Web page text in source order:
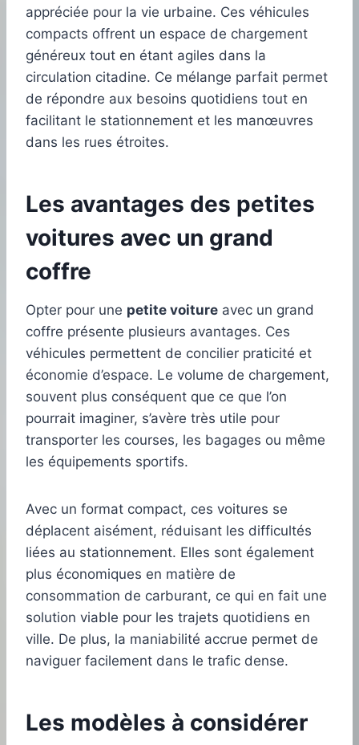
appréciée pour la vie urbaine. Ces véhicules
compacts offrent un espace de chargement
généreux tout en étant agiles dans la
circulation citadine. Ce mélange parfait permet
de répondre aux besoins quotidiens tout en
facilitant le stationnement et les manœuvres
dans les rues étroites.
Les avantages des petites
voitures avec un grand
coffre
Opter pour une petite voiture avec un grand
coffre présente plusieurs avantages. Ces
véhicules permettent de concilier praticité et
économie d’espace. Le volume de chargement,
souvent plus conséquent que ce que l’on
pourrait imaginer, s’avère très utile pour
transporter les courses, les bagages ou même
les équipements sportifs.
Avec un format compact, ces voitures se
déplacent aisément, réduisant les difficultés
liées au stationnement. Elles sont également
plus économiques en matière de
consommation de carburant, ce qui en fait une
solution viable pour les trajets quotidiens en
ville. De plus, la maniabilité accrue permet de
naviguer facilement dans le trafic dense.
Les modèles à considérer